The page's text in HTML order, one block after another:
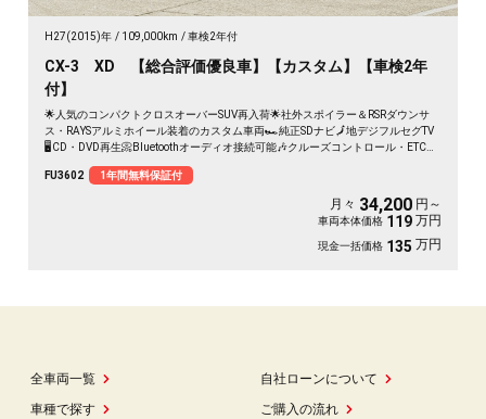
H27(2015)年 109,000km 車検2年付
CX-3 XD 【総合評価優良車】【カスタム】【車検2年
付】
🌟人気のコンパクトクロスオーバーSUV再入荷🌟社外スポイラー＆RSRダウンサ
ス・RAYSアルミホイール装着のカスタム車両🏎️純正SDナビ🗾地デジフルセグTV
🖥️CD・DVD再生📀Bluetoothオーディオ接続可能🎶クルーズコントロール・ETC車
FU3602
1年間無料保証付
月々 34,200 円～
車両本体価格 119 万円
現金一括価格 135 万円
全車両一覧
車種で探す
自社ローンについて
ご購入の流れ